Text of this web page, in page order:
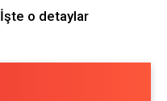
İşte o detaylar